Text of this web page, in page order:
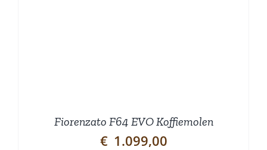
Fiorenzato F64 EVO Koffiemolen
€ 1.099,00